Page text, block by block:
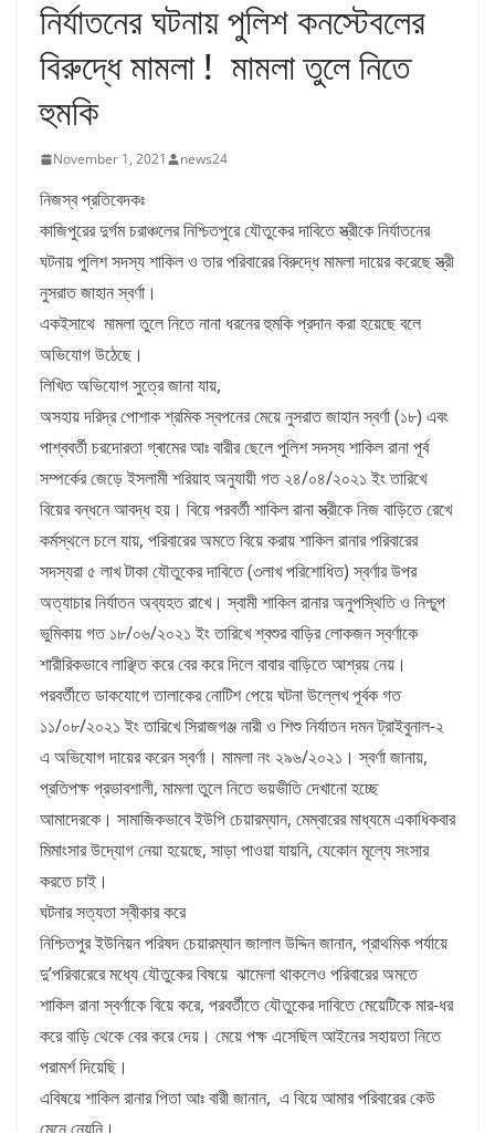
নির্যাতনের ঘটনায় পুলিশ কনস্টেবলের
বিরুদ্ধে মামলা ! মামলা তুলে নিতে
হুমকি
November 1, 2021 news24
নিজস্ব প্রতিবেদকঃ
কাজিপুরের দুর্গম চরাঞ্চলের নিশ্চিতপুরে যৌতুকের দাবিতে স্ত্রীকে নির্যাতনের
ঘটনায় পুলিশ সদস্য শাকিল ও তার পরিবারের বিরুদ্ধে মামলা দায়ের করেছে স্ত্রী
নুসরাত জাহান স্বর্ণা।
একইসাথে মামলা তুলে নিতে নানা ধরনের হুমকি প্রদান করা হয়েছে বলে
অভিযোগ উঠেছে।
লিখিত অভিযোগ সুত্রে জানা যায়,
অসহায় দরিদ্র পোশাক শ্রমিক স্বপনের মেয়ে নুসরাত জাহান স্বর্ণা (১৮) এবং
পাশ্ববর্তী চরদোরতা গ্ৰামের আঃ বারীর ছেলে পুলিশ সদস্য শাকিল রানা পূর্ব
সম্পর্কের জেড়ে ইসলামী শরিয়াহ অনুযায়ী গত ২৪/০৪/২০২১ ইং তারিখে
বিয়ের বন্ধনে আবদ্ধ হয়। বিয়ে পরবর্তী শাকিল রানা স্ত্রীকে নিজ বাড়িতে রেখে
কর্মস্থলে চলে যায়, পরিবারের অমতে বিয়ে করায় শাকিল রানার পরিবারের
সদস্যরা ৫ লাখ টাকা যৌতুকের দাবিতে (৩লাখ পরিশোধিত) স্বর্ণার উপর
অত্যাচার নির্যাতন অব্যহত রাখে। স্বামী শাকিল রানার অনুপস্থিতি ও নিশ্চুপ
ভুমিকায় গত ১৮/০৬/২০২১ ইং তারিখে শ্বশুর বাড়ির লোকজন স্বর্ণাকে
শারীরিকভাবে লাঞ্ছিত করে বের করে দিলে বাবার বাড়িতে আশ্রয় নেয়।
পরবর্তীতে ডাকযোগে তালাকের নোটিশ পেয়ে ঘটনা উল্লেখ পূর্বক গত
১১/০৮/২০২১ ইং তারিখে সিরাজগঞ্জ নারী ও শিশু নির্যাতন দমন ট্রাইবুনাল-২
এ অভিযোগ দায়ের করেন স্বর্ণা। মামলা নং ২৯৬/২০২১। স্বর্ণা জানায়,
প্রতিপক্ষ প্রভাবশালী, মামলা তুলে নিতে ভয়ভীতি দেখানো হচ্ছে
আমাদেরকে। সামাজিকভাবে ইউপি চেয়ারম্যান, মেম্বারের মাধ্যমে একাধিকবার
মিমাংসার উদ্যোগ নেয়া হয়েছে, সাড়া পাওয়া যায়নি, যেকোন মূল্যে সংসার
করতে চাই।
ঘটনার সত্যতা স্বীকার করে
নিশ্চিতপুর ইউনিয়ন পরিষদ চেয়ারম্যান জালাল উদ্দিন জানান, প্রাথমিক পর্যায়ে
দু’পরিবারেরে মধ্যে যৌতুকের বিষয়ে ঝামেলা থাকলেও পরিবারের অমতে
শাকিল রানা স্বর্ণাকে বিয়ে করে, পরবর্তীতে যৌতুকের দাবিতে মেয়েটিকে মার-ধর
করে বাড়ি থেকে বের করে দেয়। মেয়ে পক্ষ এসেছিল আইনের সহায়তা নিতে
পরামর্শ দিয়েছি।
এবিষয়ে শাকিল রানার পিতা আঃ বারী জানান, এ বিয়ে আমার পরিবারের কেউ